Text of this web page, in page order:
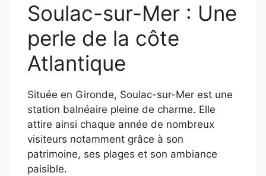
Soulac-sur-Mer : Une
perle de la côte
Atlantique
Située en Gironde, Soulac-sur-Mer est une
station balnéaire pleine de charme. Elle
attire ainsi chaque année de nombreux
visiteurs notamment grâce à son
patrimoine, ses plages et son ambiance
paisible.